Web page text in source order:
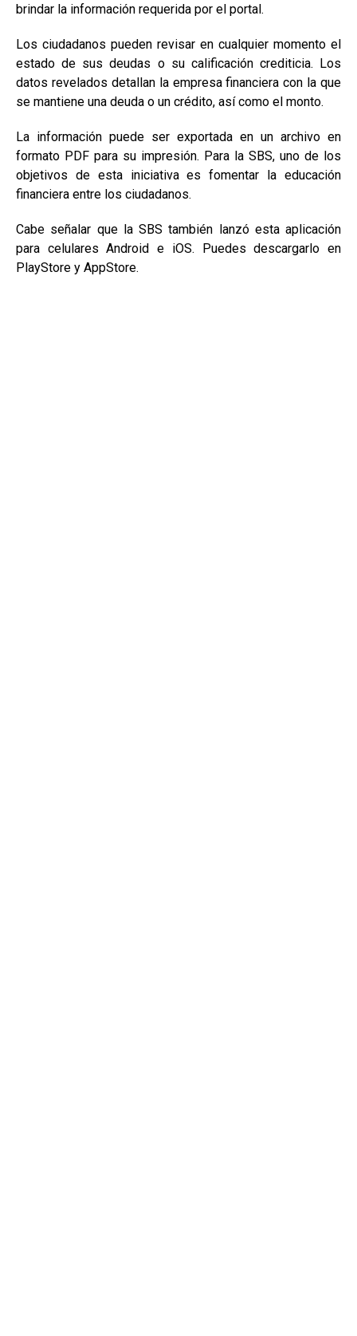
brindar la información requerida por el portal.
Los ciudadanos pueden revisar en cualquier momento el
estado de sus deudas o su calificación crediticia. Los
datos revelados detallan la empresa financiera con la que
se mantiene una deuda o un crédito, así como el monto.
La información puede ser exportada en un archivo en
formato PDF para su impresión. Para la SBS, uno de los
objetivos de esta iniciativa es fomentar la educación
financiera entre los ciudadanos.
Cabe señalar que la SBS también lanzó esta aplicación
para celulares Android e iOS. Puedes descargarlo en
PlayStore y AppStore.